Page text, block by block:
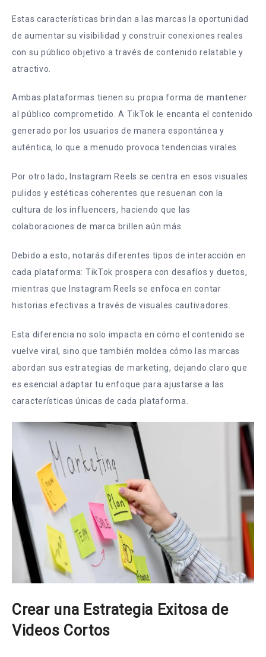
Estas características brindan a las marcas la oportunidad
de aumentar su visibilidad y construir conexiones reales
con su público objetivo a través de contenido relatable y
atractivo.
Ambas plataformas tienen su propia forma de mantener
al público comprometido. A TikTok le encanta el contenido
generado por los usuarios de manera espontánea y
auténtica, lo que a menudo provoca tendencias virales.
Por otro lado, Instagram Reels se centra en esos visuales
pulidos y estéticas coherentes que resuenan con la
cultura de los influencers, haciendo que las
colaboraciones de marca brillen aún más.
Debido a esto, notarás diferentes tipos de interacción en
cada plataforma: TikTok prospera con desafíos y duetos,
mientras que Instagram Reels se enfoca en contar
historias efectivas a través de visuales cautivadores.
Esta diferencia no solo impacta en cómo el contenido se
vuelve viral, sino que también moldea cómo las marcas
abordan sus estrategias de marketing, dejando claro que
es esencial adaptar tu enfoque para ajustarse a las
características únicas de cada plataforma.
Crear una Estrategia Exitosa de
Videos Cortos